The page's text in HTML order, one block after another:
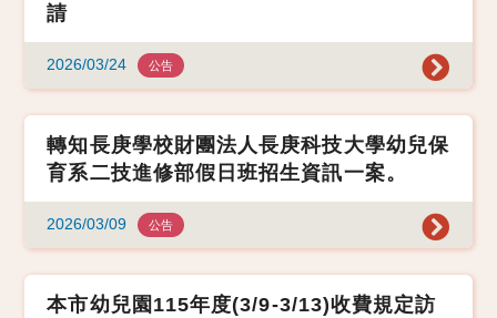
請
2026/03/24 公告
轉知長庚學校財團法人長庚科技大學幼兒保
育系二技進修部假日班招生資訊一案。
2026/03/09 公告
本市幼兒園115年度(3/9-3/13)收費規定訪